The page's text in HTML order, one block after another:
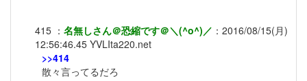
415 ： 名無しさん＠恐縮です＠＼(^o^)／ ： 2016/08/15(月)
12:56:46.45 YVLIta220.net
>>414
散々言ってるだろ